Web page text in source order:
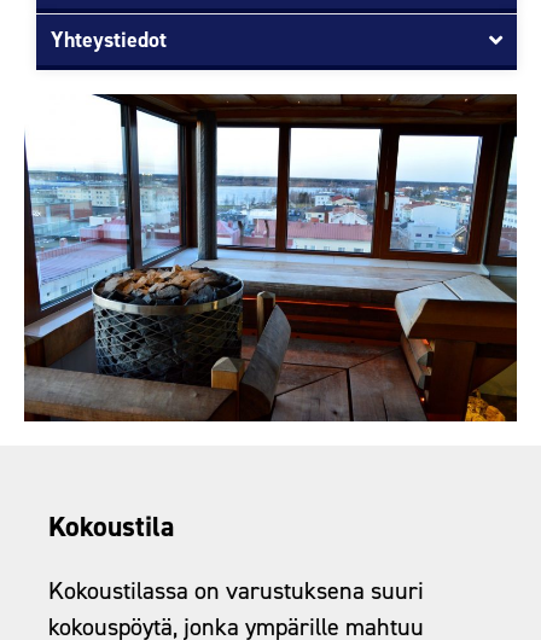
Yhteystiedot
Kokoustila
Kokoustilassa on varustuksena suuri
kokouspöytä, jonka ympärille mahtuu